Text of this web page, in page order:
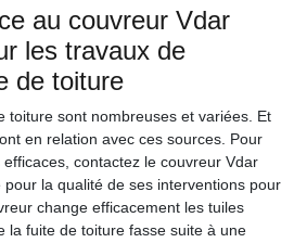
au couvreur Vdar
les travaux de
de toiture
toiture sont nombreuses et variées. Et
en relation avec ces sources. Pour
contactez le couvreur Vdar
la qualité de ses interventions pour
change efficacement les tuiles
la fuite de toiture fasse suite à une